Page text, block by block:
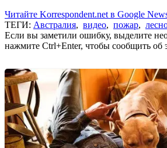
Читайте Korrespondent.net в Google
ТЕГИ: Австралия, видео, пожар,
Если вы заметили ошибку, выделите
нажмите Ctrl+Enter, чтобы сообщить об